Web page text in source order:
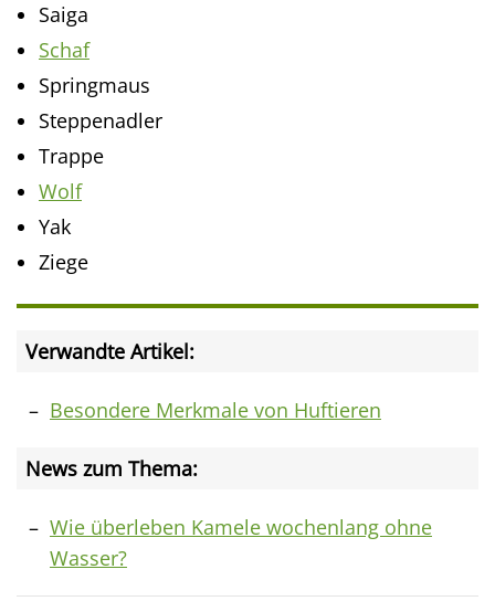
Saiga
Schaf
Springmaus
Steppenadler
Trappe
Wolf
Yak
Ziege
Verwandte Artikel:
Besondere Merkmale von Huftieren
News zum Thema:
Wie überleben Kamele wochenlang ohne
Wasser?